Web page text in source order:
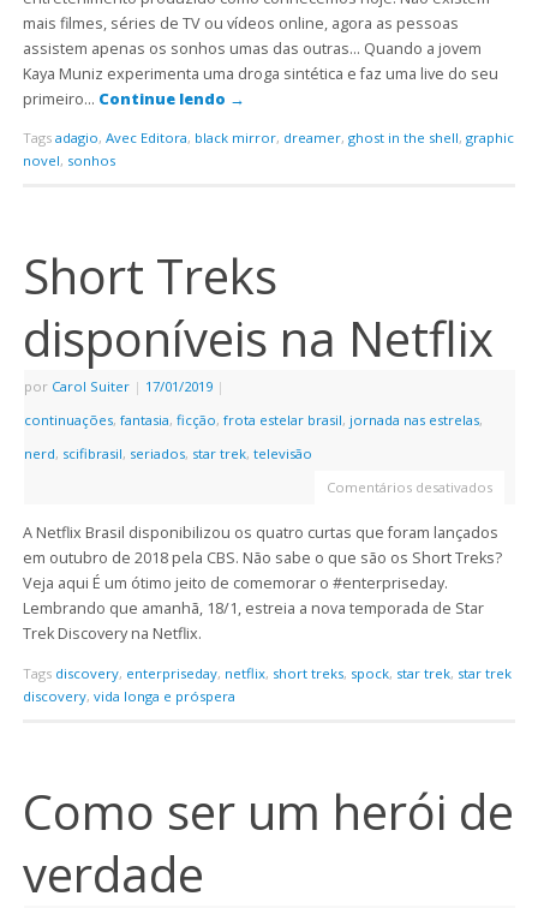
mais filmes, séries de TV ou vídeos online, agora as pessoas
assistem apenas os sonhos umas das outras… Quando a jovem
Kaya Muniz experimenta uma droga sintética e faz uma live do seu
primeiro… Continue lendo →
Tags adagio, Avec Editora, black mirror, dreamer, ghost in the shell, graphic
novel, sonhos
Short Treks
disponíveis na Netflix
por Carol Suiter | 17/01/2019 |
continuações, fantasia, ficção, frota estelar brasil, jornada nas estrelas,
nerd, scifibrasil, seriados, star trek, televisão
Comentários desativados
A Netflix Brasil disponibilizou os quatro curtas que foram lançados
em outubro de 2018 pela CBS. Não sabe o que são os Short Treks?
Veja aqui É um ótimo jeito de comemorar o #enterpriseday.
Lembrando que amanhã, 18/1, estreia a nova temporada de Star
Trek Discovery na Netflix.
Tags discovery, enterpriseday, netflix, short treks, spock, star trek, star trek
discovery, vida longa e próspera
Como ser um herói de
verdade